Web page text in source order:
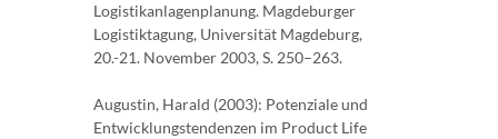
Logistikanlagenplanung. Magdeburger
Logistiktagung, Universität Magdeburg,
20.-21. November 2003, S. 250–263.
Augustin, Harald (2003): Potenziale und
Entwicklungstendenzen im Product Life